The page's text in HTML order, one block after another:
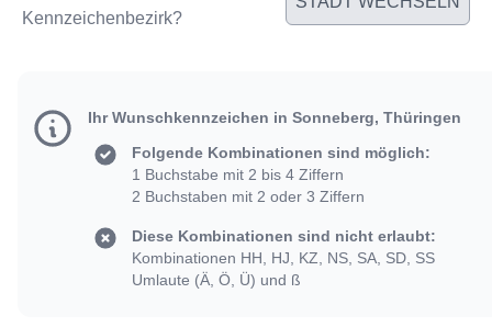
Kennzeichenbezirk?
Ihr Wunschkennzeichen in Sonneberg, Thüringen
Folgende Kombinationen sind möglich:
1 Buchstabe mit 2 bis 4 Ziffern
2 Buchstaben mit 2 oder 3 Ziffern
Diese Kombinationen sind nicht erlaubt:
Kombinationen HH, HJ, KZ, NS, SA, SD, SS
Umlaute (Ä, Ö, Ü) und ß